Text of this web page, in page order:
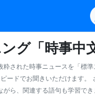
グ「時事中
粋された時事ニュースを「標準
ードでお聞きいただけます。
がら、関連する語句も学習で